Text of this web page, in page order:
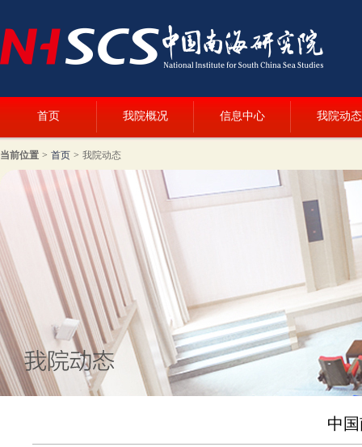
首页 我院概况 信息中心 我院动态
当前位置 > 首页 > 我院动态
中